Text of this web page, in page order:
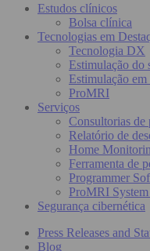
Estudos clínicos
Bolsa clínica
Tecnologias em
Tecnologia DX
Estimulação do
Estimulação
ProMRI
Serviços
Consultorias de
Relatório de
Home
Ferramenta de
Programmer
ProMRI
Segurança cibernética
Press Releases and
Blog